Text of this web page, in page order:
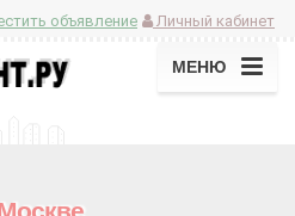
Личный кабинет
объявление
МЕНЮ